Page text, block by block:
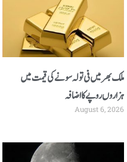
ملک بھر میں فی تولہ سونے کی قیمت میں
ہزاروں روپے کا اضافہ
August 6, 2026